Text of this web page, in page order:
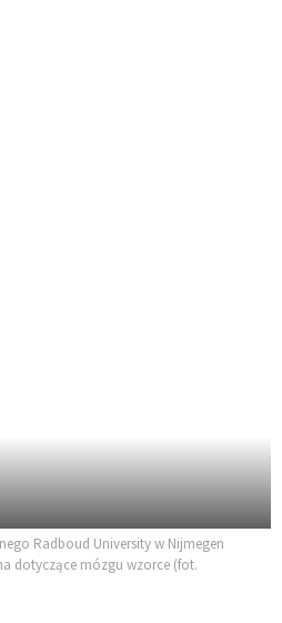
Radboud University w Nijmegen
dotyczące mózgu wzorce (fot.